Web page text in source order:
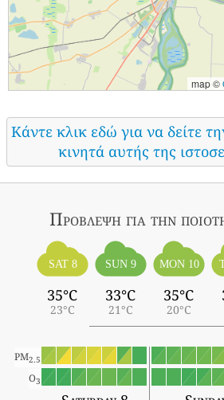
map ©
Κάντε κλικ εδώ για να δείτε
κινητά αυτής της
Πρόβλεψη για την
SAT 8
35°C
23°C
SUN 9
33°C
21°C
MON 10
35°C
20°C
PM2.5
O3